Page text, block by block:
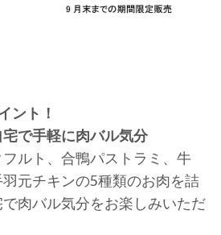
ント！
で手軽に肉バル気分
ルト、合鴨パストラミ、牛
元チキンの5種類のお肉を詰
肉バル気分をお楽しみいただ